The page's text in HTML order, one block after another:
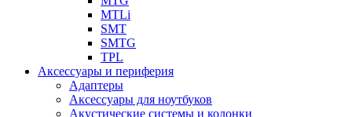
MTLi
SMT
SMTG
TPL
Аксессуары и периферия
Адаптеры
Аксессуары для ноутбуков
Акустические системы и колонки